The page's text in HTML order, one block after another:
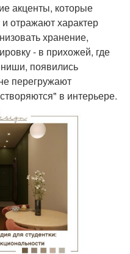
акценты, которые
отражают характер
хранение,
- в прихожей, где
появились
перегружают
в интерьере.